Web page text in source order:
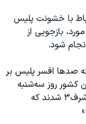
با خشونت پلیس
این مورد، بازجویی از
شود.
صدها افسر پلیس بر
کشور روز سه‌شنبه
۳۰ خرداد، «برای بازرسی وارد کمپ اشرف۳ شدند که